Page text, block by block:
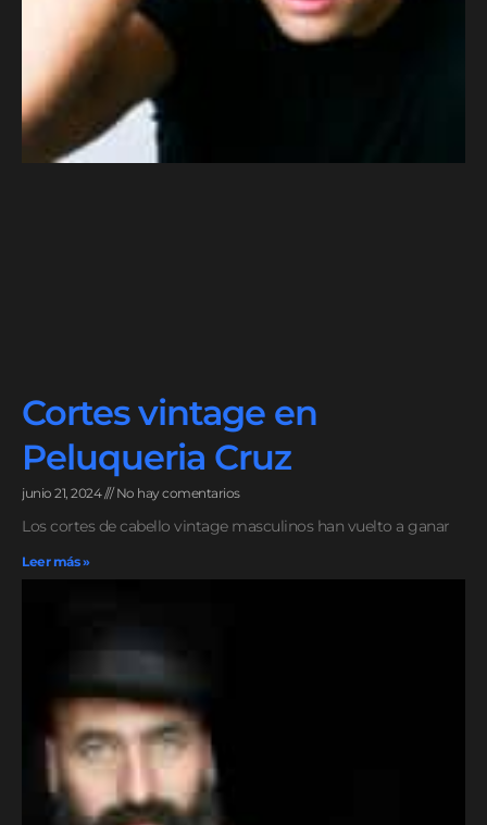
Cortes vintage en
Peluqueria Cruz
junio 21, 2024 No hay comentarios
Los cortes de cabello vintage masculinos han vuelto a ganar
Leer más »